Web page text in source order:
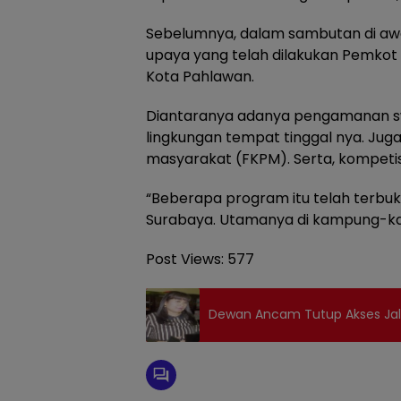
Sebelumnya, dalam sambutan di
upaya yang telah dilakukan
Kota Pahlawan.
Diantaranya adanya pengamanan
lingkungan tempat tinggal nya.
masyarakat (FKPM). Serta,
“Beberapa program itu telah
Surabaya. Utamanya di kampung-
Post Views: 577
Dewan Ancam Tutup Akses